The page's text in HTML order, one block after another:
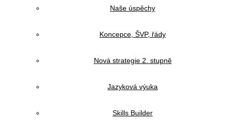
Naše úspěchy
Koncepce, ŠVP, řády
Nová strategie 2. stupně
Jazyková výuka
Skills Builder